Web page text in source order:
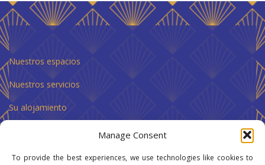
Manage Consent
To provide the best experiences, we use technologies like cookies to
Nuestros espacios
Nuestros servicios
Su alojamiento